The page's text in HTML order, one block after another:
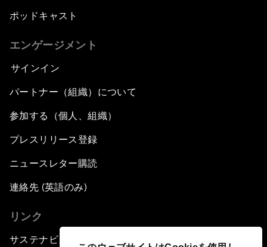
ポッドキャスト
エンゲージメント
サインイン
パートナー（組織）について
参加する（個人、組織）
プレスリリース登録
ニュースレター購読
連絡先 (英語のみ)
リンク
サステナビリティへの取り組み